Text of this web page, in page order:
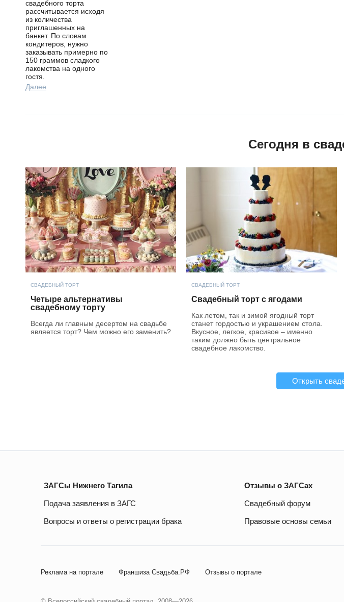
свадебного торта
рассчитывается исходя
из количества
приглашенных на
банкет. По словам
кондитеров, нужно
заказывать примерно по
150 граммов сладкого
лакомства на одного
гостя.
Далее
Сегодня в
СВАДЕБНЫЙ ТОРТ
Четыре альтернативы
свадебному торту
Всегда ли главным десертом на свадьбе
является торт? Чем можно его заменить?
СВАДЕБНЫЙ ТОРТ
Свадебный торт с ягодами
Как летом, так и зимой ягодный торт
станет гордостью и украшением стола.
Вкусное, легкое, красивое – именно
таким должно быть центральное
свадебное лакомство.
Открыть
ЗАГСы Нижнего Тагила
Подача заявления в ЗАГС
Вопросы и ответы о регистрации брака
Отзывы о ЗАГСах
Свадебный форум
Правовые основы семьи
Реклама на портале Франшиза Свадьба.РФ Отзывы о портале